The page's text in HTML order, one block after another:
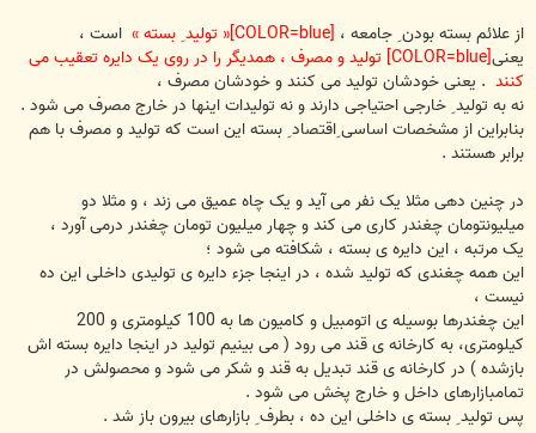
از علائم بسته بودن ِ جامعه ،
است ،
یعنی
[COLOR=blue] تولید و مصرف ، همدیگر را در روی یک دایره تعقیب می
کنند . یعنی خودشان تولید می کنند و خودشان مصرف ،
نه به تولید ِ خارجی احتیاجی دارند و نه تولیدات اینها در خارج مصرف می شود .
بنابراین از مشخصات اساسی ِاقتصاد ِ بسته این است که تولید و مصرف با هم
برابر هستند .
در چنین دهی مثلا یک نفر می آید و یک چاه عمیق می زند ، و مثلا دو
میلیونتومان چغندر کاری می کند و چهار میلیون تومان چغندر درمی آورد ،
یک مرتبه ، این دایره ی بسته ، شکافته می شود ؛
این همه چغندی که تولید شده ، در اینجا جزء دایره ی تولیدی داخلی این ده
نیست ،
این چغندرها بوسیله ی اتومبیل و کامیون ها به 100 کیلومتری و 200
کیلومتری، به کارخانه ی قند می رود ( می بینیم تولید در اینجا دایره بسته اش
بازشده ) در کارخانه ی قند تبدیل به قند و شکر می شود و محصولش در
تمامبازارهای داخل و خارج پخش می شود .
پس تولید ِ بسته ی داخلی این ده ، بطرف ِ بازارهای بیرون باز شد .